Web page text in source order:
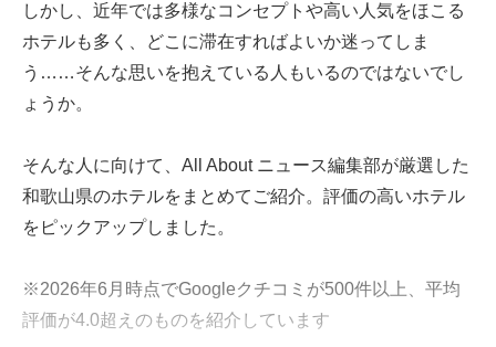
しかし、近年では多様なコンセプトや高い人気をほこる
ホテルも多く、どこに滞在すればよいか迷ってしま
う……そんな思いを抱えている人もいるのではないでし
ょうか。
そんな人に向けて、All About ニュース編集部が厳選した
和歌山県のホテルをまとめてご紹介。評価の高いホテル
をピックアップしました。
※2026年6月時点でGoogleクチコミが500件以上、平均
評価が4.0超えのものを紹介しています